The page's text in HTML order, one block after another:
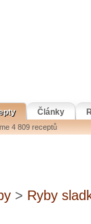
Články
4 809 receptů
> Ryby